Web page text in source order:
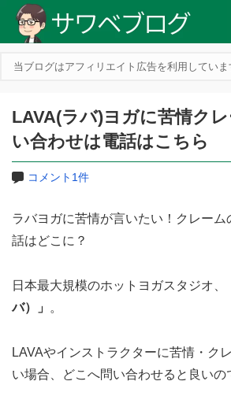
当ブログはアフィリエイト広告を利用していま
LAVA(ラバ)ヨガに苦情ク
い合わせは電話はこちら
コメント1件
ラバヨガに苦情が言いたい！クレーム
話はどこに？
日本最大規模のホットヨガスタジオ、
バ）」
。
LAVAやインストラクターに苦情・ク
い場合、どこへ問い合わせると良いの